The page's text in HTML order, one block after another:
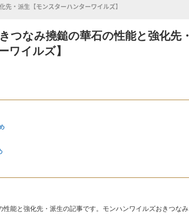
先・派生【モンスターハンターワイルズ】
つなみ撓鎚の華石の性能と強化先・
ワイルズ】
能と強化先・派生の記事です。モンハンワイルズおきつなみ